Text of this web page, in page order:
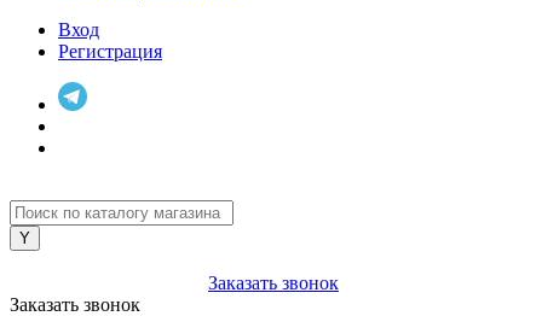
Вход
Регистрация
Заказать звонок
Заказать звонок